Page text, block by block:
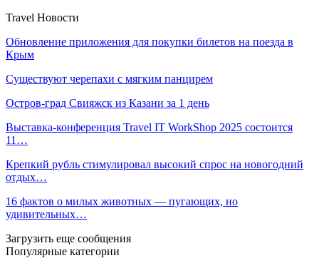
Travel Новости
Обновление приложения для покупки билетов на поезда в
Крым
Существуют черепахи с мягким панцирем
Остров-град Свияжск из Казани за 1 день
Выставка-конференция Travel IT WorkShop 2025 состоится
11…
Крепкий рубль стимулировал высокий спрос на новогодний
отдых…
16 фактов о милых животных — пугающих, но
удивительных…
Загрузить еще сообщения
Популярные категории